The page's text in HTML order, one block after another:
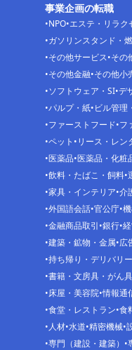
事業企画の転職
NPO エステ・リラク
ガソリンスタンド・
その他サービス その
その他金融 その他小
ソフトウェア・SI デ
パルプ・紙 ビル管理
ファーストフード フ
ペット リース・レン
医薬品 医薬品・化粧
飲料・たばこ・飼料
家具・インテリア 介
外国語会話 官公庁
金融商品取引 銀行
建築・鉱物・金属 広
持ち帰り・デリバリー
書籍・文房具・がん具
床屋・美容院 情報通
食堂・レストラン 食
人材 水道 精密機械
専門（建設・建築）